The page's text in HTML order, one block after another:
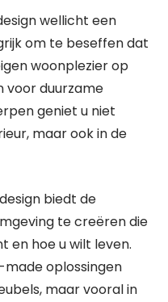
wellicht een
om te beseffen dat
woonplezier op
voor duurzame
geniet u niet
maar ook in de
biedt de
te creëren die
en hoe u wilt leven.
oplossingen
maar vooral in